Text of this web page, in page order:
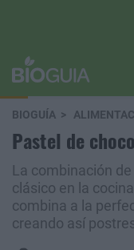
BIOGUÍA
Pastel de
La combinación
clásico en la
combina a la
creando así